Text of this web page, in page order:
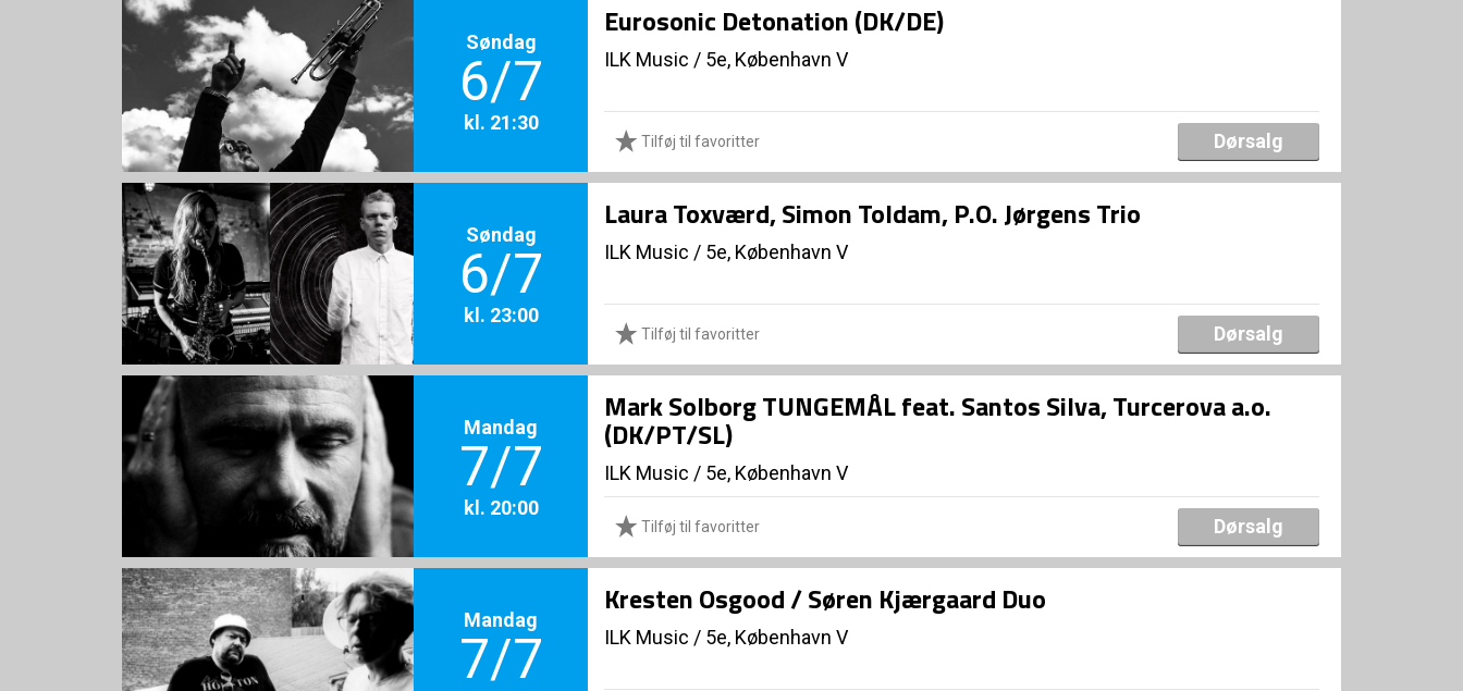
Søndag
6/7
kl. 21:30
Eurosonic Detonation (DK/DE)
ILK Music / 5e, København V
Tilføj til favoritter Dørsalg
Søndag
6/7
kl. 23:00
Laura Toxværd, Simon Toldam, P.O. Jørgens Trio
ILK Music / 5e, København V
Tilføj til favoritter Dørsalg
Mandag
7/7
kl. 20:00
Mark Solborg TUNGEMÅL feat. Santos Silva, Turcerova a.o.
(DK/PT/SL)
ILK Music / 5e, København V
Tilføj til favoritter Dørsalg
Mandag
7/7
Kresten Osgood / Søren Kjærgaard Duo
ILK Music / 5e, København V